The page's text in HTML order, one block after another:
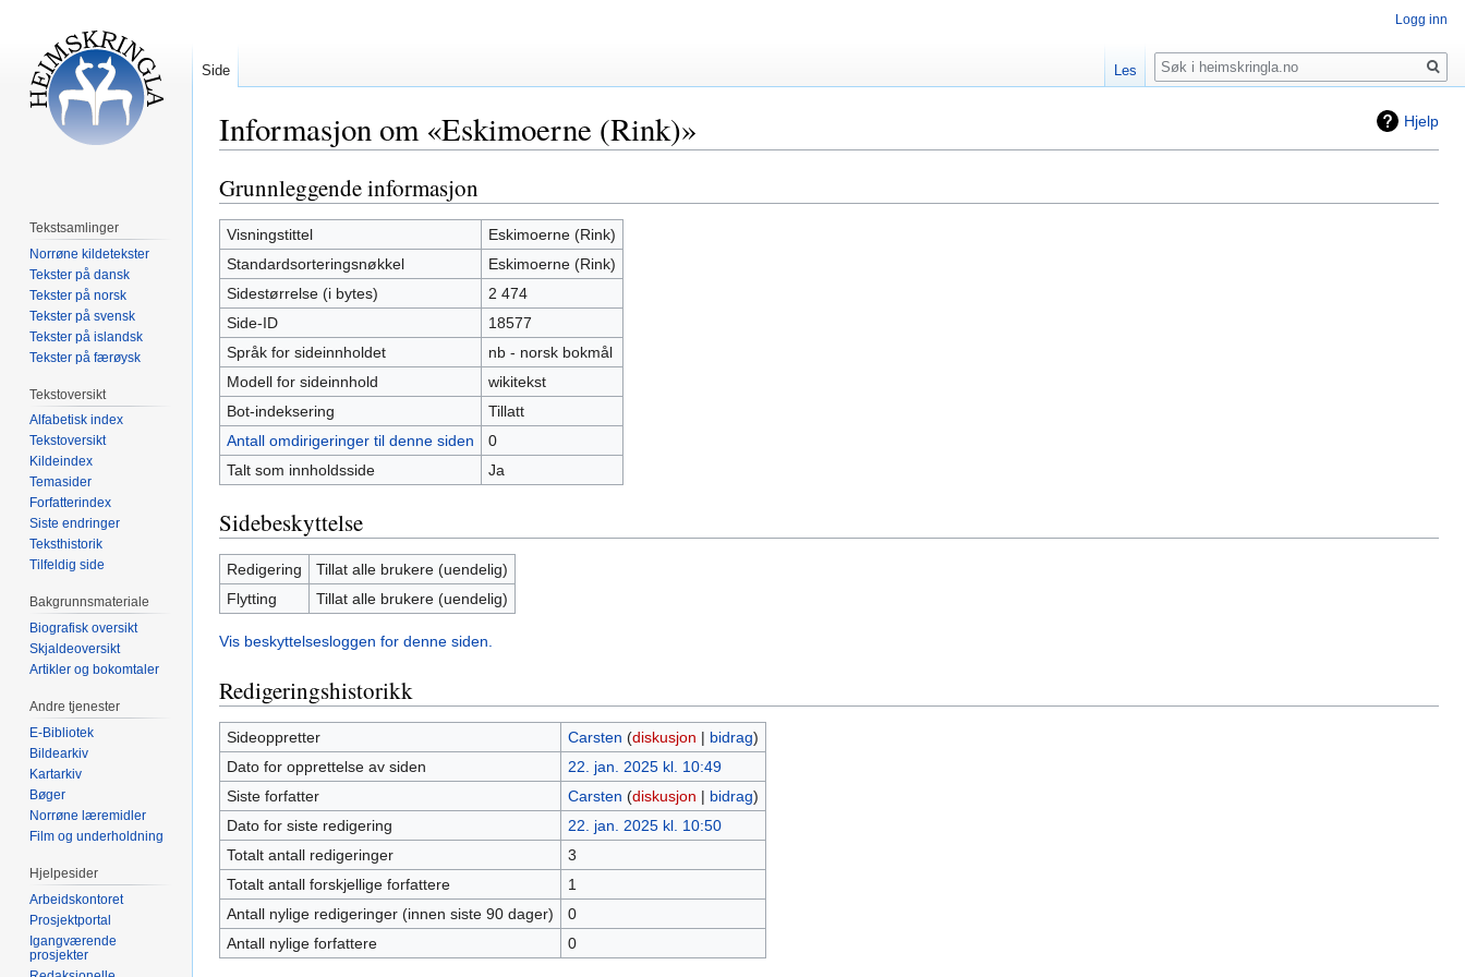
Hjelp
Informasjon om «Eskimoerne (Rink)»
Hopp
til
navigering
Hopp
til
søk
Grunnleggende informasjon
Visningstittel
Eskimoerne (Rink)
Standardsorteringsnøkkel
Eskimoerne (Rink)
Sidestørrelse (i bytes)
2 474
Side-ID
18577
Språk for sideinnholdet
nb - norsk bokmål
Modell for sideinnhold
wikitekst
Bot-indeksering
Tillatt
Antall omdirigeringer til denne siden
0
Talt som innholdsside
Ja
Sidebeskyttelse
Redigering
Tillat alle brukere (uendelig)
Flytting
Tillat alle brukere (uendelig)
Vis beskyttelsesloggen for denne siden.
Redigeringshistorikk
Sideoppretter Carsten (diskusjon | bidrag)
Dato for opprettelse av siden
22. jan. 2025 kl. 10:49
Siste forfatter
Carsten (diskusjon | bidrag)
Dato for siste redigering
22. jan. 2025 kl. 10:50
Totalt antall redigeringer
3
Totalt antall forskjellige forfattere
1
Antall nylige redigeringer (innen siste 90 dager)
0
Antall nylige forfattere
0
Logg inn
Side Les
Søk
Tekstsamlinger
Norrøne kildetekster
Tekster på dansk
Tekster på norsk
Tekster på svensk
Tekster på islandsk
Tekster på færøysk
Tekstoversikt
Alfabetisk index
Tekstoversikt
Kildeindex
Temasider
Forfatterindex
Siste endringer
Teksthistorik
Tilfeldig side
Bakgrunnsmateriale
Biografisk oversikt
Skjaldeoversikt
Artikler og bokomtaler
Andre tjenester
E-Bibliotek
Bildearkiv
Kartarkiv
Bøger
Norrøne læremidler
Film og underholdning
Hjelpesider
Arbeidskontoret
Prosjektportal
Igangværende
prosjekter